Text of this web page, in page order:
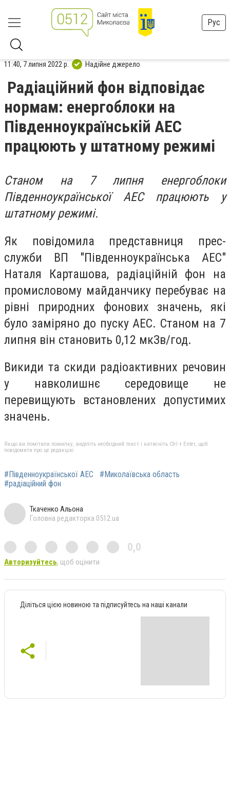
Рус
11:40, 7 липня 2022 р. Надійне джерело
Радіаційний фон відповідає
нормам: енергоблоки на
Південноукраїнській АЕС
працюють у штатному режимі
Станом на 7 липня енергоблоки
Південноукраїнської АЕС працюють у
штатному режимі.
Як повідомила представниця прес-
служби ВП "Південноукраїнська АЕС"
Наталя Карташова, радіаційній фон на
промисловому майданчику перебуває на
рівні природних фонових значень, які
було заміряно до пуску АЕС. Станом на 7
липня він становить 0,12 мкЗв/год.
Викиди та скиди радіоактивних речовин
у навколишнє середовище не
перевищують встановлених допустимих
значень.
Якщо ви помітили помилку, виділіть необхідний текст і натисніть Ctrl + Enter, щоб
повідомити про це редакцію
#Південноукраїнської АЕС
#Миколаївська область
#радіаційний фон
Ткаченко Альона
Головна редакторка 0512.ua
0,0
Авторизуйтесь, щоб оцінити
Діліться цією новиною та підписуйтесь на наші канали